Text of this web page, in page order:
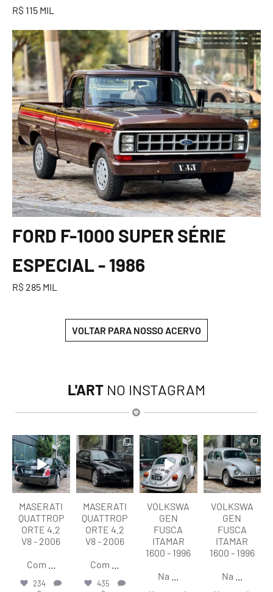
R$ 115 MIL
FORD F-1000 SUPER SÉRIE
ESPECIAL - 1986
R$ 285 MIL
VOLTAR PARA NOSSO ACERVO
L'ART NO INSTAGRAM
lart.br
Ago 6
MASERATI
QUATTROP
ORTE 4.2
V8 - 2006
Com
234
lart.br
Ago 6
MASERATI
QUATTROP
ORTE 4.2
V8 - 2006
Com
435
lart.br
Ago 6
VOLKSWA
GEN
FUSCA
ITAMAR
1600 - 1996
Na
lart.br
Ago 6
VOLKSWA
GEN
FUSCA
ITAMAR
1600 - 1996
Na